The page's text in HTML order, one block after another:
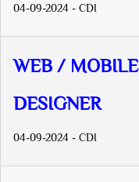
04-09-2024 - CDI
WEB / MOBILE
DESIGNER
04-09-2024 - CDI